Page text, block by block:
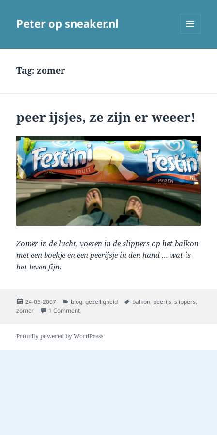
Peter op sneaker.nl
Tag:zomer
peer ijsjes, ze zijn er weeer!
Zomer in de lucht, voeten in de slippers op het balkon
met een boekje en een peerijsje in den hand … wat is
het leven fijn.
Posted
on
24-05-2007 Categories
blog,gezelligheid Tags
balkon, peerijs,slippers,
zomer
1 Commenton peer ijsjes, ze zijn er weeer!
Proudly powered by WordPress